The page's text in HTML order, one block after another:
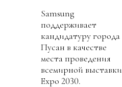
Samsung
поддерживает
кандидатуру города
Пусан в качестве
места проведения
всемирной выставки
Expo 2030.